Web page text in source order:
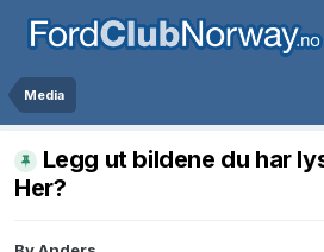
Media
Legg ut bildene du har
Her?